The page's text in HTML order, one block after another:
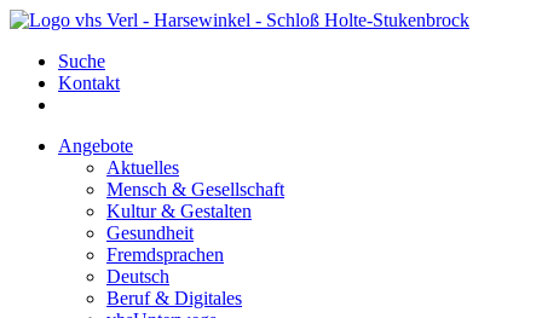
Suche
Kontakt
Angebote
Aktuelles
Mensch & Gesellschaft
Kultur & Gestalten
Gesundheit
Fremdsprachen
Deutsch
Beruf & Digitales